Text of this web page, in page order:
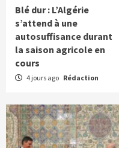
Blé dur : L’Algérie
s’attend à une
autosuffisance durant
la saison agricole en
cours
4 jours ago Rédaction